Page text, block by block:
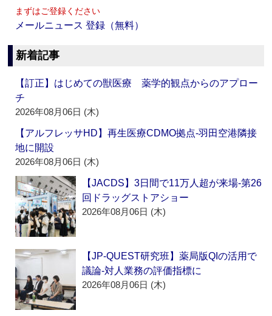
まずはご登録ください
メールニュース 登録（無料）
新着記事
【訂正】はじめての獣医療 薬学的観点からのアプロー
チ
2026年08月06日 (木)
【アルフレッサHD】再生医療CDMO拠点‐羽田空港隣接
地に開設
2026年08月06日 (木)
【JACDS】3日間で11万人超が来場‐第26
回ドラッグストアショー
2026年08月06日 (木)
【JP-QUEST研究班】薬局版QIの活用で
議論‐対人業務の評価指標に
2026年08月06日 (木)